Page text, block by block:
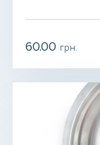
60.00 грн.